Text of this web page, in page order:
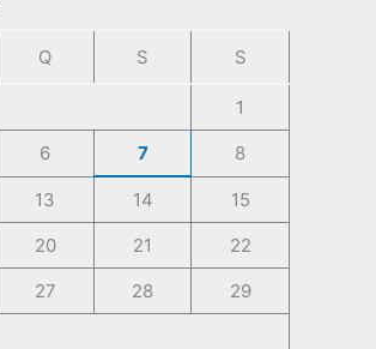
Q S S
1
6 7 8
13 14
15
20 21
22
27 28
29